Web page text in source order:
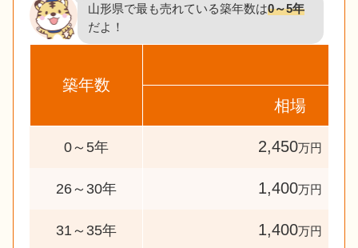
山形県で最も売れている築年数は0～5年
だよ！
築年数
相場
0～5年 2,450万円
26～30年 1,400万円
31～35年 1,400万円